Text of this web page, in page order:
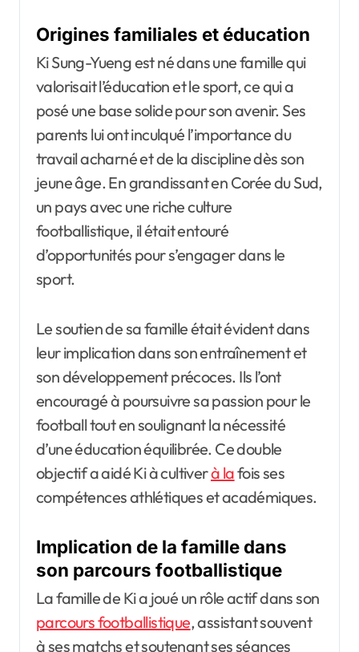
Origines familiales et éducation
Ki Sung-Yueng est né dans une famille qui
valorisait l’éducation et le sport, ce qui a
posé une base solide pour son avenir. Ses
parents lui ont inculqué l’importance du
travail acharné et de la discipline dès son
jeune âge. En grandissant en Corée du Sud,
un pays avec une riche culture
footballistique, il était entouré
d’opportunités pour s’engager dans le
sport.
Le soutien de sa famille était évident dans
leur implication dans son entraînement et
son développement précoces. Ils l’ont
encouragé à poursuivre sa passion pour le
football tout en soulignant la nécessité
d’une éducation équilibrée. Ce double
objectif a aidé Ki à cultiverà lafois ses
compétences athlétiques et académiques.
Implication de la famille dans
son parcours footballistique
La famille de Ki a joué un rôle actif dans son
parcours footballistique, assistant souvent
à ses matchs et soutenant ses séances